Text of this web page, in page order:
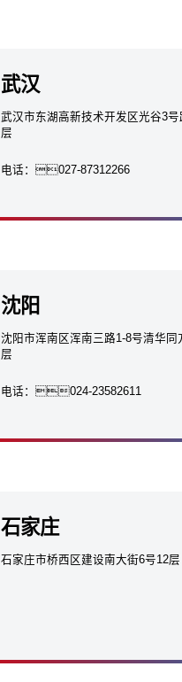
武汉
武汉市东湖高新技术开发区光谷3
层
电话：027-87312266
沈阳
沈阳市浑南区浑南三路1-8号清华同
层
电话：024-23582611
石家庄
石家庄市桥西区建设南大街6号12层